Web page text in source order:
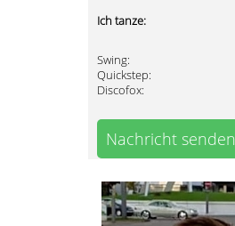
Ich tanze:
Swing:
Quickstep:
Discofox:
Nachricht senden